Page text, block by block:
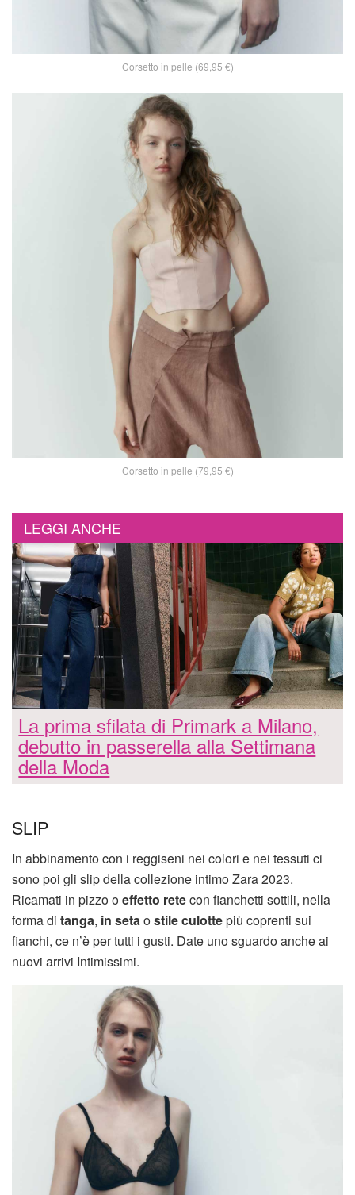
Corsetto in pelle (69,95 €)
Corsetto in pelle (79,95 €)
LEGGI ANCHE
La prima sfilata di Primark a Milano,
debutto in passerella alla Settimana
della Moda
SLIP
In abbinamento con i reggiseni nei colori e nei tessuti ci
sono poi gli slip della collezione intimo Zara 2023.
Ricamati in pizzo oeffetto retecon fianchetti sottili, nella
forma di tanga, in seta ostile culottepiù coprenti sui
fianchi, ce n’è per tutti i gusti. Date uno sguardo anche ai
nuovi arrivi Intimissimi.